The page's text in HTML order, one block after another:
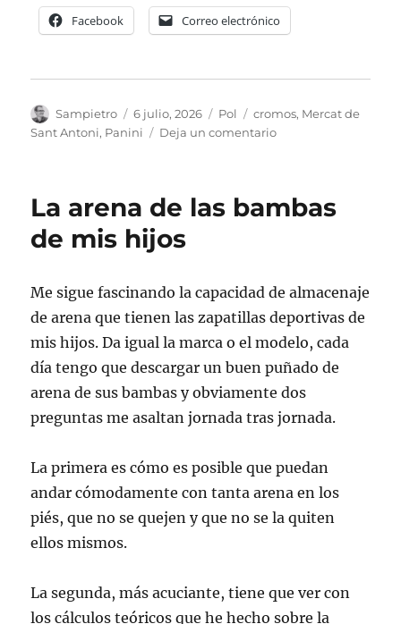
Facebook Correo electrónico
Autor
Sampietro
Publicado
el
6 julio, 2026 Categorías
Pol Etiquetas
cromos, Mercat de
Sant Antoni, Panini Deja un comentarioen
Mundial
La arena de las bambas
de mis hijos
Me sigue fascinando la capacidad de almacenaje
de arena que tienen las zapatillas deportivas de
mis hijos. Da igual la marca o el modelo, cada
día tengo que descargar un buen puñado de
arena de sus bambas y obviamente dos
preguntas me asaltan jornada tras jornada.
La primera es cómo es posible que puedan
andar cómodamente con tanta arena en los
piés, que no se quejen y que no se la quiten
ellos mismos.
La segunda, más acuciante, tiene que ver con
los cálculos teóricos que he hecho sobre la